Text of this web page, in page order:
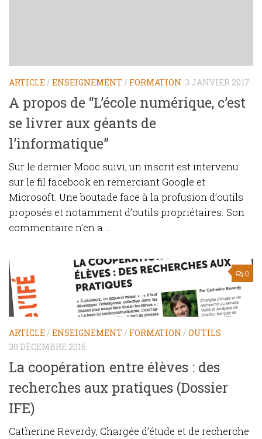
ARTICLE/ ENSEIGNEMENT / FORMATION 3 JANVIER 2017
A propos de “L’école numérique, c’est
se livrer aux géants de
l’informatique”
Sur le dernier Mooc suivi, un inscrit est intervenu
sur le fil facebook en remerciant Google et
Microsoft. Une boutade face à la profusion d’outils
proposés et notamment d’outils propriétaires. Son
commentaire n’en a...
0
ARTICLE/ ENSEIGNEMENT / FORMATION / OUTILS
30 DÉCEMBRE 2016
La coopération entre élèves : des
recherches aux pratiques (Dossier
IFE)
Catherine Reverdy, Chargée d’étude et de recherche